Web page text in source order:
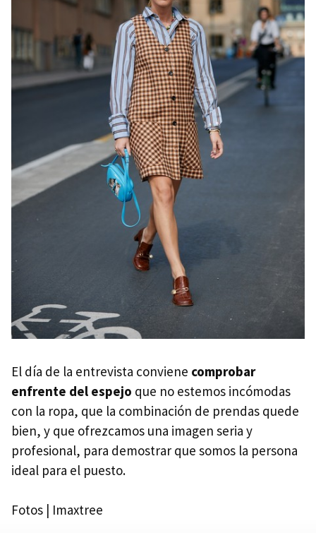
El día de la entrevista conviene comprobar
enfrente del espejo que no estemos incómodas
con la ropa, que la combinación de prendas quede
bien, y que ofrezcamos una imagen seria y
profesional, para demostrar que somos la persona
ideal para el puesto.
Fotos | Imaxtree